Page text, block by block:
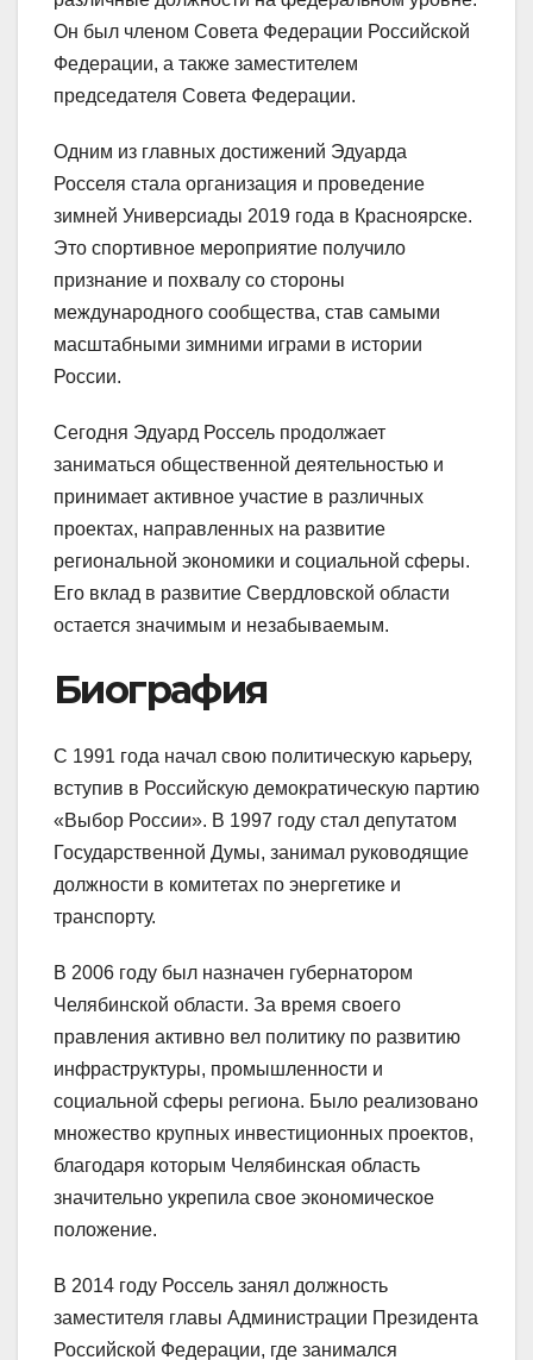
Он был членом Совета Федерации Российской
Федерации, а также заместителем
председателя Совета Федерации.
Одним из главных достижений Эдуарда
Росселя стала организация и проведение
зимней Универсиады 2019 года в Красноярске.
Это спортивное мероприятие получило
признание и похвалу со стороны
международного сообщества, став самыми
масштабными зимними играми в истории
России.
Сегодня Эдуард Россель продолжает
заниматься общественной деятельностью и
принимает активное участие в различных
проектах, направленных на развитие
региональной экономики и социальной сферы.
Его вклад в развитие Свердловской области
остается значимым и незабываемым.
Биография
С 1991 года начал свою политическую карьеру,
вступив в Российскую демократическую партию
«Выбор России». В 1997 году стал депутатом
Государственной Думы, занимал руководящие
должности в комитетах по энергетике и
транспорту.
В 2006 году был назначен губернатором
Челябинской области. За время своего
правления активно вел политику по развитию
инфраструктуры, промышленности и
социальной сферы региона. Было реализовано
множество крупных инвестиционных проектов,
благодаря которым Челябинская область
значительно укрепила свое экономическое
положение.
В 2014 году Россель занял должность
заместителя главы Администрации Президента
Российской Федерации, где занимался